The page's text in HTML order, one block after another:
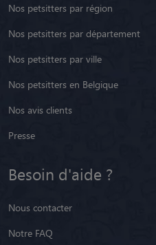
Nos petsitters par région
Nos petsitters par département
Nos petsitters par ville
Nos petsitters en Belgique
Nos avis clients
Presse
Besoin d'aide ?
Nous contacter
Notre FAQ